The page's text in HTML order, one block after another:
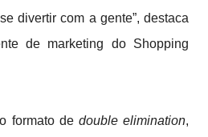
divertir com a gente”, destaca
de marketing do Shopping
formato de double elimination,